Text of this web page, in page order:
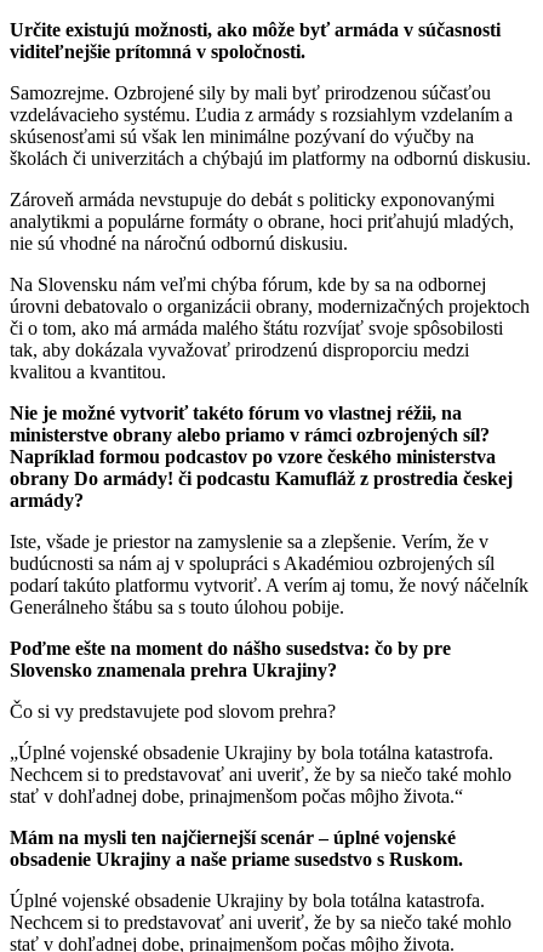
Určite existujú možnosti, ako môže byť armáda v súčasnosti
viditeľnejšie prítomná v spoločnosti.
Samozrejme. Ozbrojené sily by mali byť prirodzenou súčasťou
vzdelávacieho systému. Ľudia z armády s rozsiahlym vzdelaním a
skúsenosťami sú však len minimálne pozývaní do výučby na
školách či univerzitách a chýbajú im platformy na odbornú diskusiu.
Zároveň armáda nevstupuje do debát s politicky exponovanými
analytikmi a populárne formáty o obrane, hoci priťahujú mladých,
nie sú vhodné na náročnú odbornú diskusiu.
Na Slovensku nám veľmi chýba fórum, kde by sa na odbornej
úrovni debatovalo o organizácii obrany, modernizačných projektoch
či o tom, ako má armáda malého štátu rozvíjať svoje spôsobilosti
tak, aby dokázala vyvažovať prirodzenú disproporciu medzi
kvalitou a kvantitou.
Nie je možné vytvoriť takéto fórum vo vlastnej réžii, na
ministerstve obrany alebo priamo v rámci ozbrojených síl?
Napríklad formou podcastov po vzore českého ministerstva
obrany Do armády! či podcastu Kamufláž z prostredia českej
armády?
Iste, všade je priestor na zamyslenie sa a zlepšenie. Verím, že v
budúcnosti sa nám aj v spolupráci s Akadémiou ozbrojených síl
podarí takúto platformu vytvoriť. A verím aj tomu, že nový náčelník
Generálneho štábu sa s touto úlohou pobije.
Poďme ešte na moment do nášho susedstva: čo by pre
Slovensko znamenala prehra Ukrajiny?
Čo si vy predstavujete pod slovom prehra?
„Úplné vojenské obsadenie Ukrajiny by bola totálna katastrofa.
Nechcem si to predstavovať ani uveriť, že by sa niečo také mohlo
stať v dohľadnej dobe, prinajmenšom počas môjho života.“
Mám na mysli ten najčiernejší scenár – úplné vojenské
obsadenie Ukrajiny a naše priame susedstvo s Ruskom.
Úplné vojenské obsadenie Ukrajiny by bola totálna katastrofa.
Nechcem si to predstavovať ani uveriť, že by sa niečo také mohlo
stať v dohľadnej dobe, prinajmenšom počas môjho života.